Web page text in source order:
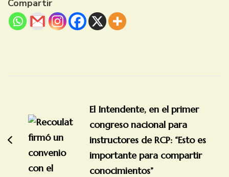
Compartir
entradas
El Intendente, en el primer
congreso nacional para
instructores de RCP: “Esto es
importante para compartir
conocimientos”